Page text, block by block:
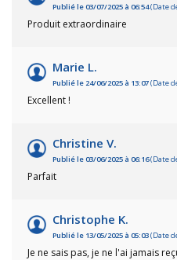
Publié le 03/07/2025 à 06:54(Date
Produit extraordinaire
Marie L.
Publié le 24/06/2025 à 13:07(Date
Excellent !
Christine V.
Publié le 03/06/2025 à 06:16(Date
Parfait
Christophe K.
Publié le 13/05/2025 à 05:03(Date
Je ne sais pas, je ne l'ai jamais